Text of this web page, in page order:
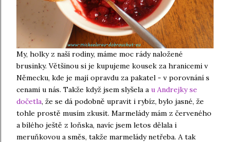
My, holky z naší rodiny, máme moc rády naložené
brusinky. Většinou si je kupujeme kousek za hranicemi v
Německu, kde je mají opravdu za pakatel - v porovnání s
cenami u nás. Takže když jsem slyšela a u Andrejky se
dočetla, že se dá podobně upravit i rybíz, bylo jasné, že
tohle prostě musím zkusit. Marmelády mám z červeného
a bílého ještě z loňska, navíc jsem letos dělala i
meruňkovou a směs, takže marmelády netřeba. A tak